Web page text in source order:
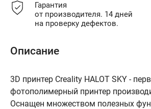
Гарантия
от производителя. 14 дней
на проверку дефектов.
Описание
3D принтер Creality HALOT SKY -
фотополимерный принтер
Оснащен множеством полезных